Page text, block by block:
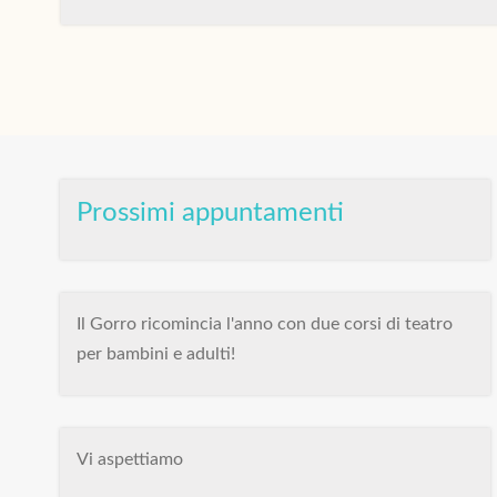
Prossimi appuntamenti
Il Gorro ricomincia l'anno con due corsi di teatro
per bambini e adulti!
Vi aspettiamo